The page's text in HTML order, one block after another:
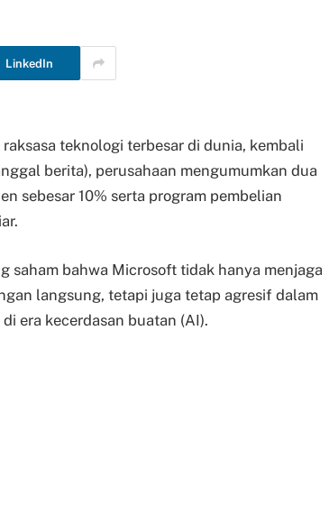
LinkedIn
teknologi terbesar di dunia, kembali
berita), perusahaan mengumumkan dua
sebesar 10% serta program pembelian
saham bahwa Microsoft tidak hanya menjaga
langsung, tetapi juga tetap agresif dalam
era kecerdasan buatan (AI).